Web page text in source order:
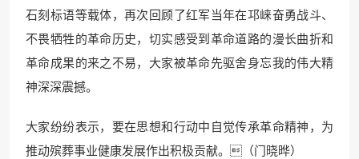
石刻标语等载体，再次回顾了红军当年在邛崃奋勇战斗、
不畏牺牲的革命历史，切实感受到革命道路的漫长曲折和
革命成果的来之不易，大家被革命先驱舍身忘我的伟大精
神深深震撼。
大家纷纷表示，要在思想和行动中自觉传承革命精神，为
推动殡葬事业健康发展作出积极贡献。（门晓晔）